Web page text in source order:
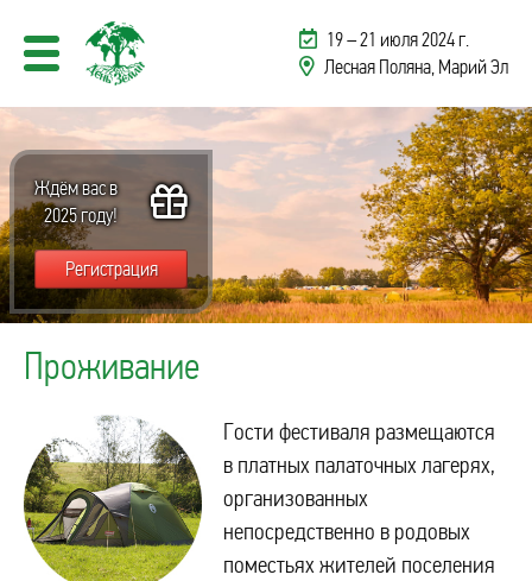
19 – 21 июля 2024 г.
Лесная Поляна, Марий Эл
Ждём вас в
2025 году!
Регистрация
Проживание
Гости фестиваля размещаются
в платных палаточных лагерях,
организованных
непосредственно в родовых
поместьях жителей поселения